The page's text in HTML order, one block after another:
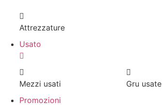
Attrezzature
Usato
Mezzi usati Gru usate
Promozioni